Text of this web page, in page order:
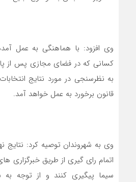
وی افزود: با هماهنگی به عمل
کسانی که در فضای مجازی پس از
به نظرسنجی در مورد نتایج انتخابات
قانون برخورد به عمل خواهد آمد.
وی به شهروندان توصیه کرد: نتایج
اتمام رای گیری از طریق
سیما پیگیری کنند و از توجه